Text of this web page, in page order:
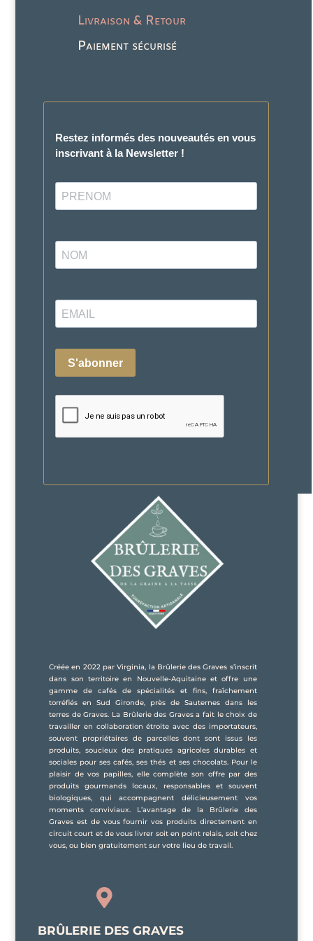
Livraison & Retour
Paiement sécurisé
Créée en 2022 par Virginia, la Brûlerie des Graves s’inscrit
dans son territoire en Nouvelle-Aquitaine et offre une
gamme de cafés de spécialités et fins, fraîchement
torréfiés en Sud Gironde, près de Sauternes dans les
terres de Graves. La Brûlerie des Graves a fait le choix de
travailler en collaboration étroite avec des importateurs,
souvent propriétaires de parcelles dont sont issus les
produits, soucieux des pratiques agricoles durables et
sociales pour ses cafés, ses thés et ses chocolats. Pour le
plaisir de vos papilles, elle complète son offre par des
produits gourmands locaux, responsables et souvent
biologiques, qui accompagnent délicieusement vos
moments conviviaux. L’avantage de la Brûlerie des
Graves est de vous fournir vos produits directement en
circuit court et de vous livrer soit en point relais, soit chez
vous, ou bien gratuitement sur votre lieu de travail.

BRÛLERIE DES GRAVES